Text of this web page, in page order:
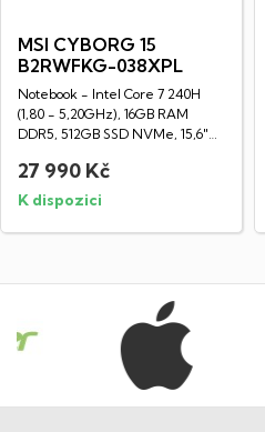
MSI CYBORG 15
B2RWFKG-038XPL
Notebook - Intel Core 7 240H
(1,80 - 5,20GHz), 16GB RAM
DDR5, 512GB SSD NVMe, 15,6"
27 990 Kč
K dispozici